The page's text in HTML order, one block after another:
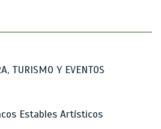
TURISMO Y EVENTOS
Estables Artísticos